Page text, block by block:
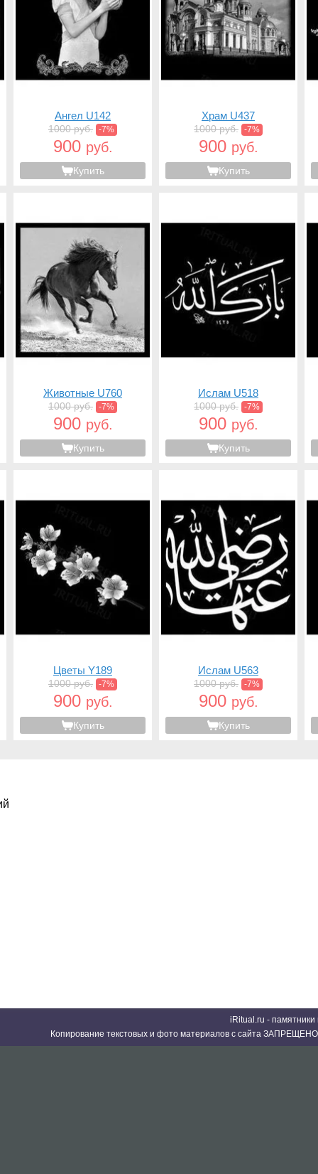
Ангел U142
1000 руб. -7%
900 руб.
Купить
Храм U437
1000 руб. -7%
900 руб.
Купить
Животные U760
1000 руб. -7%
900 руб.
Купить
Ислам U518
1000 руб. -7%
900 руб.
Купить
Цветы Y189
1000 руб. -7%
900 руб.
Купить
Ислам U563
1000 руб. -7%
900 руб.
Купить
iRitual.ru -
Копирование текстовых и фото материалов с сайта